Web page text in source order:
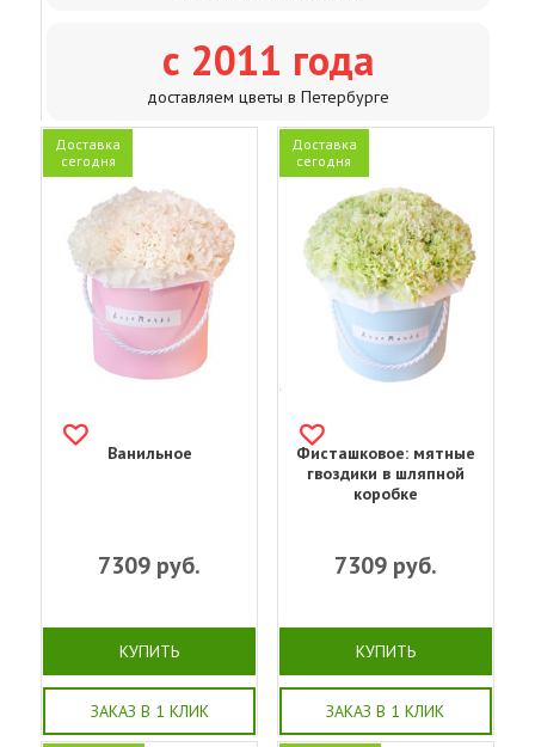
с 2011 года
доставляем цветы в Петербурге
Доставка
сегодня
Ванильное
7309 руб.
КУПИТЬ
ЗАКАЗ В 1 КЛИК
Доставка
сегодня
Фисташковое: мятные
гвоздики в шляпной
коробке
7309руб.
КУПИТЬ
ЗАКАЗ В 1 КЛИК